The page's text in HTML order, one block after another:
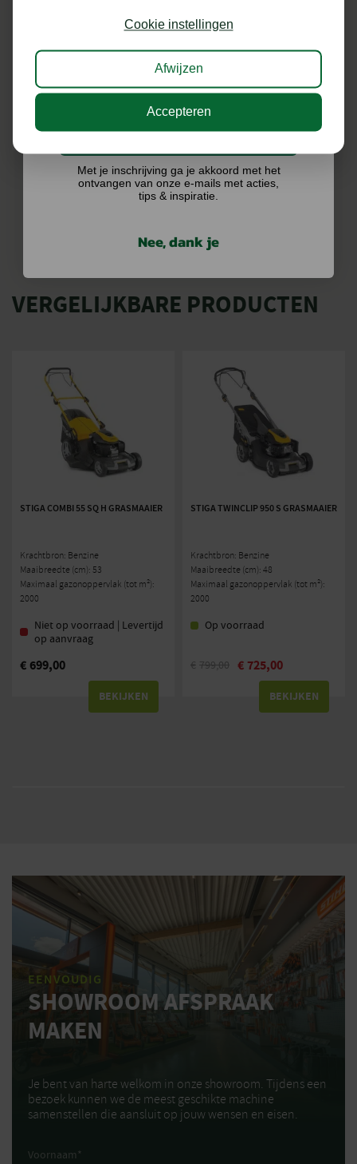
STIHL MULTIMES T.B.V RM 650
werkdagen
BEKIJKEN
VERGELIJKBARE PRODUCTEN
STIGA COMBI 55 SQ H GRASMAAIER
Krachtbron: Benzine
Maaibreedte (cm): 53
Maximaal gazonoppervlak (tot m²):
2000
Niet op voorraad | Levertijd
op aanvraag
€ 699,00
BEKIJKEN
STIGA TWINCLIP 950 S GRASMAAIER
Krachtbron: Benzine
Maaibreedte (cm): 48
Maximaal gazonoppervlak (tot m²):
2000
Op voorraad
€ 799,00 € 725,00
BEKIJKEN
EENVOUDIG
SHOWROOM AFSPRAAK
MAKEN
Je bent van harte welkom in onze showroom. Tijdens een
bezoek kunnen we de meest geschikte machine
samenstellen die aansluit op jouw wensen en eisen.
Voornaam *
Cookie instellingen
Afwijzen
Accepteren
kans op €75,- te besteden op onze webshop.
Ik doe graag mee!
Met je inschrijving ga je akkoord met het
ontvangen van onze e-mails met acties,
tips & inspiratie.
Nee, dank je